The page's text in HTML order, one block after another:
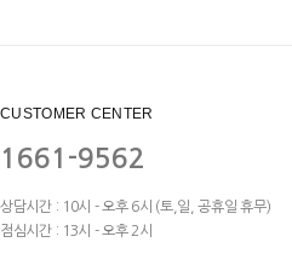
CUSTOMER CENTER
1661-9562
상담시간 : 10시 - 오후 6시 (토,일, 공휴일 휴무)
점심시간 : 13시 - 오후 2시